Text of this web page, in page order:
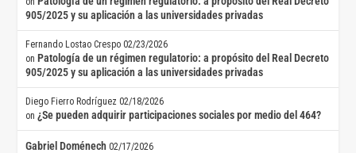
905/2025 y su aplicación a las universidades privadas
Fernando Lostao Crespo 02/23/2026
on Patología de un régimen regulatorio: a propósito del Real Decreto
905/2025 y su aplicación a las universidades privadas
Diego Fierro Rodríguez 02/18/2026
on¿Se pueden adquirir participaciones sociales por medio del 464?
Gabriel Doménech 02/17/2026